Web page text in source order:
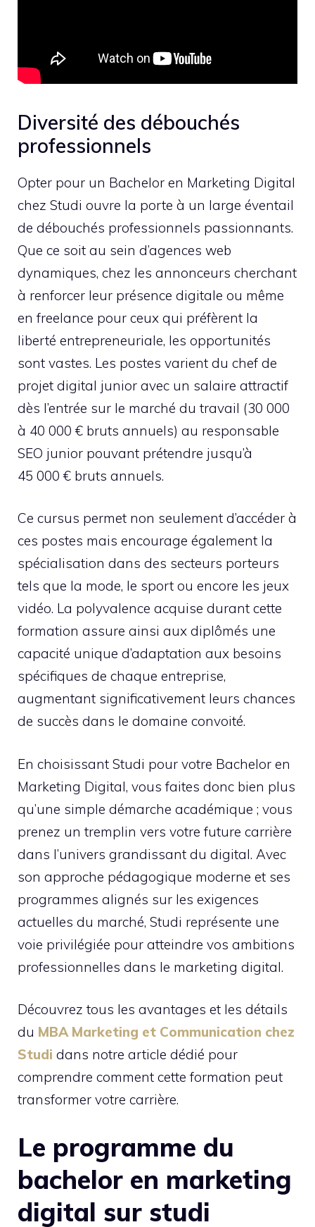
Diversité des débouchés
professionnels
Opter pour un Bachelor en Marketing Digital
chez Studi ouvre la porte à un large éventail
de débouchés professionnels passionnants.
Que ce soit au sein d’agences web
dynamiques, chez les annonceurs cherchant
à renforcer leur présence digitale ou même
en freelance pour ceux qui préfèrent la
liberté entrepreneuriale, les opportunités
sont vastes. Les postes varient du chef de
projet digital junior avec un salaire attractif
dès l’entrée sur le marché du travail (30 000
à 40 000 € bruts annuels) au responsable
SEO junior pouvant prétendre jusqu’à
45 000 € bruts annuels.
Ce cursus permet non seulement d’accéder à
ces postes mais encourage également la
spécialisation dans des secteurs porteurs
tels que la mode, le sport ou encore les jeux
vidéo. La polyvalence acquise durant cette
formation assure ainsi aux diplômés une
capacité unique d’adaptation aux besoins
spécifiques de chaque entreprise,
augmentant significativement leurs chances
de succès dans le domaine convoité.
En choisissant Studi pour votre Bachelor en
Marketing Digital, vous faites donc bien plus
qu’une simple démarche académique ; vous
prenez un tremplin vers votre future carrière
dans l’univers grandissant du digital. Avec
son approche pédagogique moderne et ses
programmes alignés sur les exigences
actuelles du marché, Studi représente une
voie privilégiée pour atteindre vos ambitions
professionnelles dans le marketing digital.
Découvrez tous les avantages et les détails
du MBA Marketing et Communication chez
Studi dans notre article dédié pour
comprendre comment cette formation peut
transformer votre carrière.
Le programme du
bachelor en marketing
digital sur studi